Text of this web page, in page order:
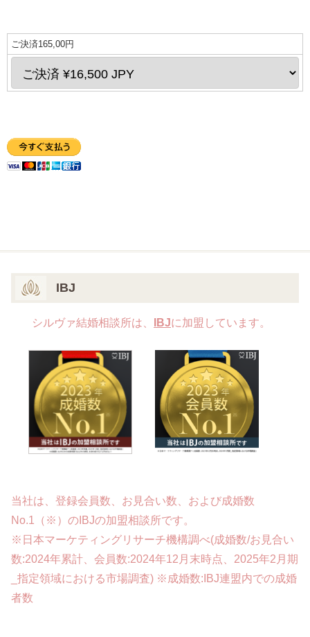
ご決済165,00円
IBJ
シルヴァ結婚相談所は、 IBJに加盟しています。
当社は、登録会員数、お見合い数、および成婚数
No.1（※）のIBJの加盟相談所です。
※日本マーケティングリサーチ機構調べ(成婚数/お見合い
数:2024年累計、会員数:2024年12月末時点、2025年2月期
_指定領域における市場調査) ※成婚数:IBJ連盟内での成婚
者数